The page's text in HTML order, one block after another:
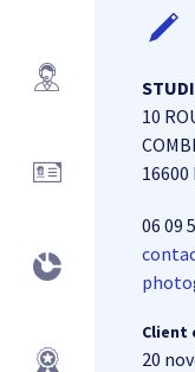
10
16600
06 09
Client
20